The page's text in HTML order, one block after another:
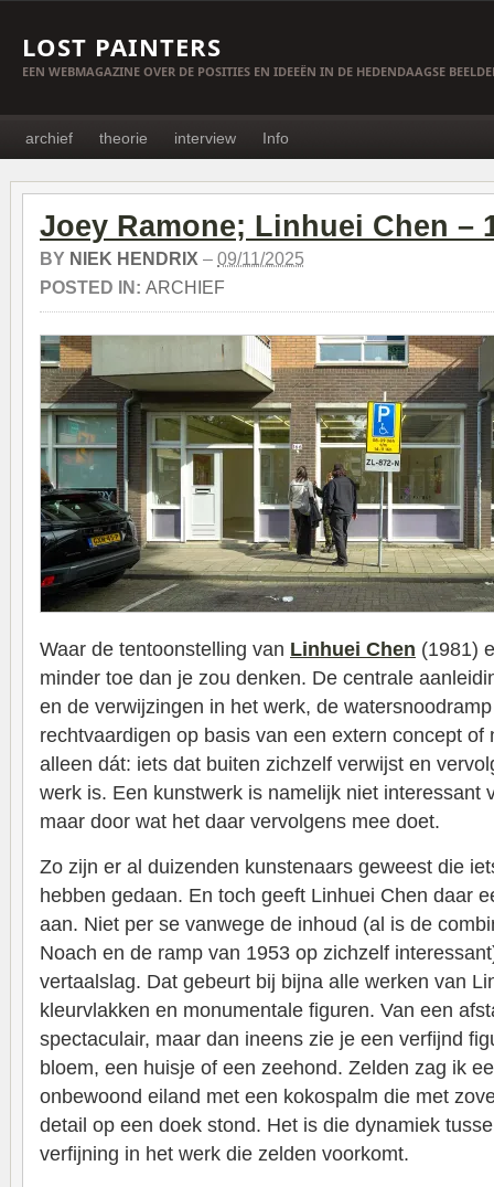
LOST PAINTERS
EEN WEBMAGAZINE OVER DE POSITIES EN IDEEËN IN DE HEDENDAAGSE
archief theorie interview Info
Joey Ramone; Linhuei Chen –
BY NIEK HENDRIX – 09/11/2025
POSTED IN: ARCHIEF
Waar de tentoonstelling van Linhuei Chen (1981)
minder toe dan je zou denken. De centrale
en de verwijzingen in het werk, de
rechtvaardigen op basis van een extern concept of
alleen dát: iets dat buiten zichzelf verwijst en
werk is. Een kunstwerk is namelijk niet interessant
maar door wat het daar vervolgens mee doet.
Zo zijn er al duizenden kunstenaars geweest die
hebben gedaan. En toch geeft Linhuei Chen daar
aan. Niet per se vanwege de inhoud (al is de
Noach en de ramp van 1953 op zichzelf
vertaalslag. Dat gebeurt bij bijna alle werken van
kleurvlakken en monumentale figuren. Van een
spectaculair, maar dan ineens zie je een verfijnd
bloem, een huisje of een zeehond. Zelden zag ik
onbewoond eiland met een kokospalm die met
detail op een doek stond. Het is die dynamiek
verfijning in het werk die zelden voorkomt.